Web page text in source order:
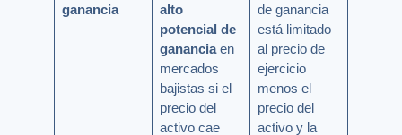
ganancia
alto
potencial de
gananciaen
mercados
bajistas si el
precio del
activo cae
de ganancia
está limitado
al precio de
ejercicio
menos el
precio del
activo y la